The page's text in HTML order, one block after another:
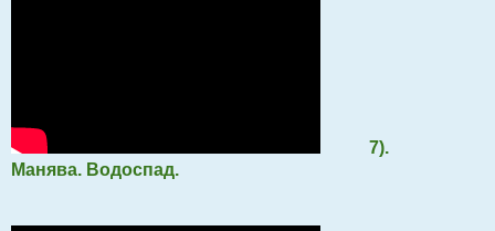
7).
Манява. Водоспад.